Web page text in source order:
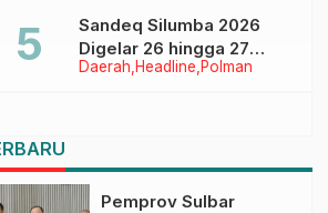
di Pasangkayu
Daerah Headline Polman
Sandeq Silumba 2026
Digelar 26 hingga 27
September, Rangkaian
Pemprov Sulbar